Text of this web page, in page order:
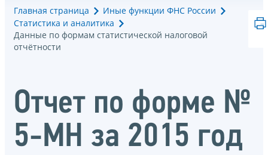
Главная страница
Иные функции ФНС России
Статистика и аналитика
Данные по формам статистической налоговой
отчётности
Отчет по форме №
5-МН за 2015 год